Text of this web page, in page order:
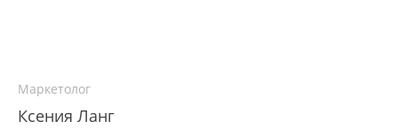
Маркетолог
Ксения Ланг